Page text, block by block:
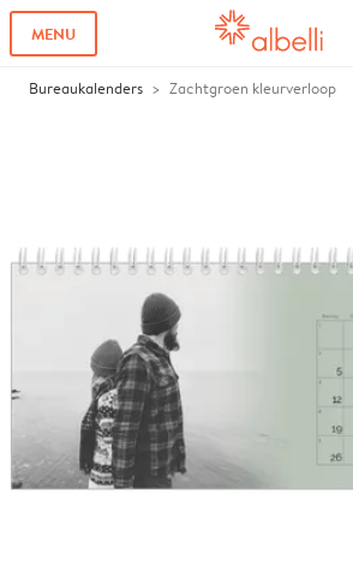
MENU
Bureaukalenders Zachtgroen kleurverloop